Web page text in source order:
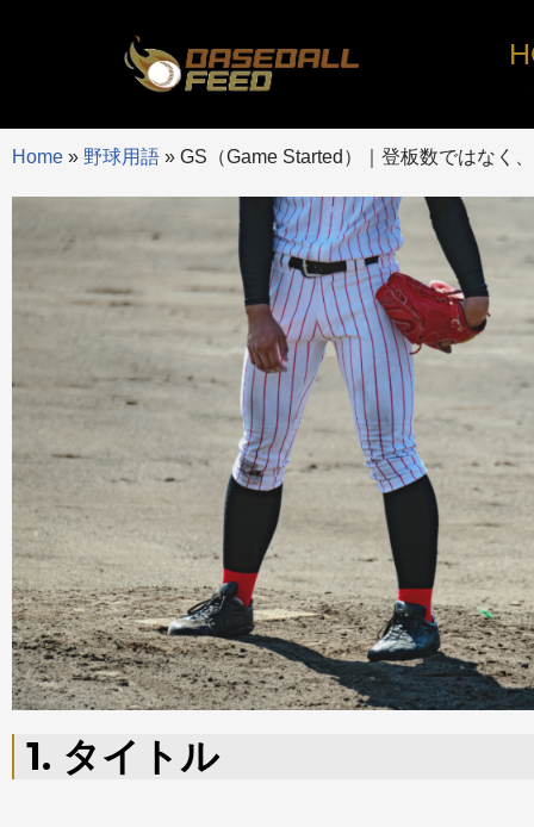
テ
ン
ツ
キ
Home » 野球用語 » GS（Game Started）｜登板数ではなく
1. タイトル